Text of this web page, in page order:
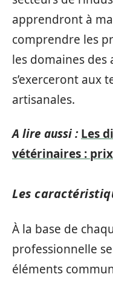
apprendront à
comprendre les
les domaines des
s’exerceront aux
artisanales.
A lire aussi : Les
vétérinaires :
Les
À la base de
professionnelle
éléments